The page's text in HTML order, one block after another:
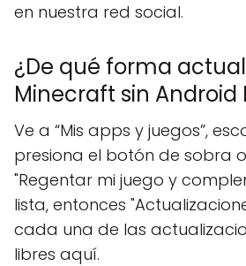
en nuestra red social.
¿De qué forma
Minecraft sin Android
Ve a “Mis apps y juegos”,
presiona el botón de sobra
"Regentar mi juego y
lista, entonces
cada una de las
libres aquí.